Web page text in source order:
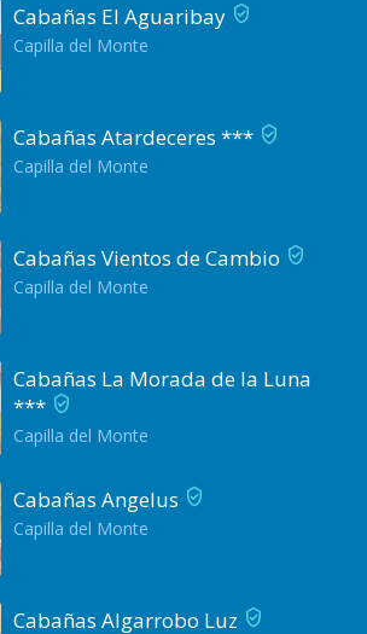
Cabañas El Aguaribay
Capilla del Monte
Cabañas Atardeceres ***
Capilla del Monte
Cabañas Vientos de Cambio
Capilla del Monte
Cabañas La Morada de la Luna
***
Capilla del Monte
Cabañas Angelus
Capilla del Monte
Cabañas Algarrobo Luz